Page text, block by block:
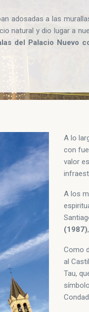
adosadas a las
natural y dio lugar a
del Palacio Nuevo
A lo
con
valor
A los
(1987)
Como
al
Tau,